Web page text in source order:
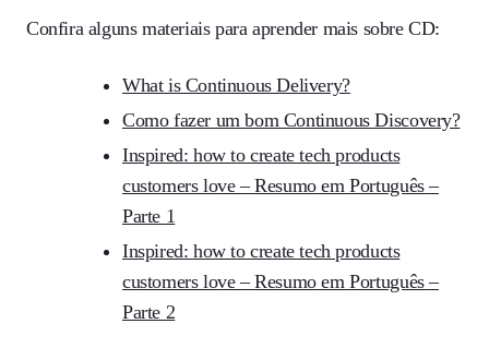
Confira alguns materiais para aprender mais sobre CD:
What is Continuous Delivery?
Como fazer um bom Continuous Discovery?
Inspired: how to create tech products
customers love – Resumo em Português –
Parte 1
Inspired: how to create tech products
customers love – Resumo em Português –
Parte 2